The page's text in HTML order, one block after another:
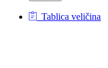
Tablica veličina